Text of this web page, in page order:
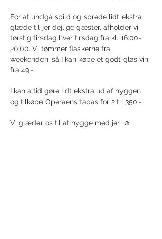
For at undgå spild og sprede lidt ekstra
glæde til jer dejlige gæster, afholder vi
tørstig tirsdag hver tirsdag fra kl. 16:00-
20:00. Vi tømmer flaskerne fra
weekenden, så I kan købe et godt glas vin
fra 49,-
I kan altid gøre lidt ekstra ud af hyggen
og tilkøbe Operaens tapas for 2 til 350,-
Vi glæder os til at hygge med jer. ☺️